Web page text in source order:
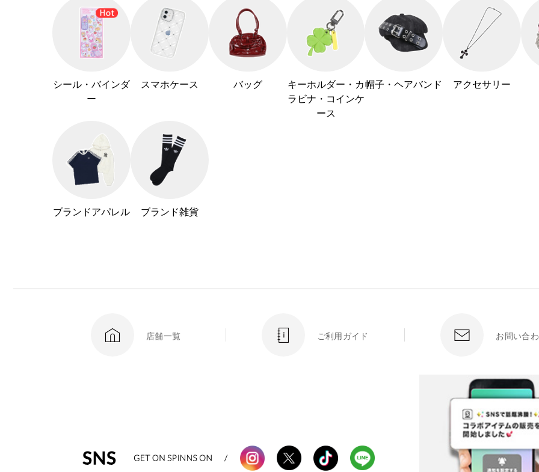
シール・バインダ
ー
スマホケース バッグ
キーホルダー・カ
ラビナ・コインケ
ース
帽子・ヘアバンド アクセサリー
ブランドアパレル ブランド雑貨
店舗一覧 ご利用ガイド お問い合